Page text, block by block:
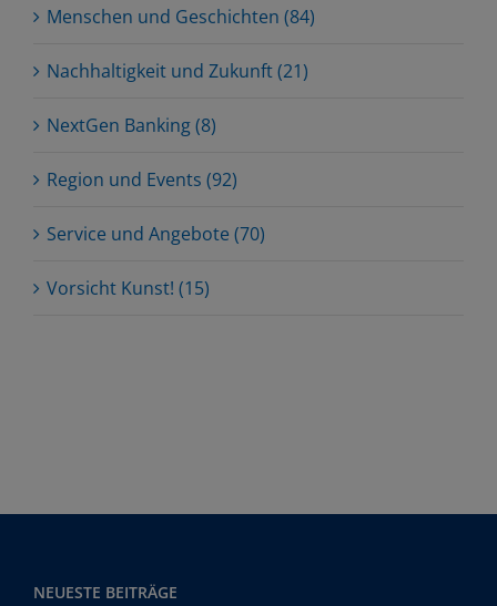
Menschen und Geschichten (84)
Nachhaltigkeit und Zukunft (21)
NextGen Banking (8)
Region und Events (92)
Service und Angebote (70)
Vorsicht Kunst! (15)
NEUESTE BEITRÄGE